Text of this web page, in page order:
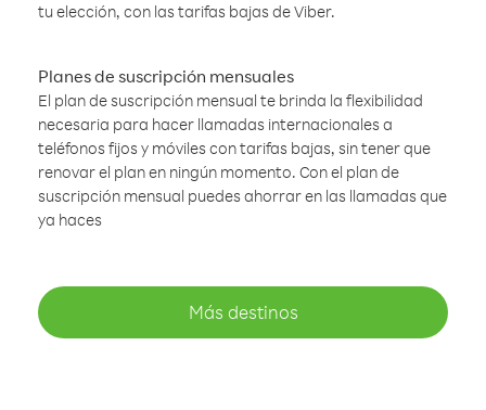
tu elección, con las tarifas bajas de Viber.
Planes de suscripción mensuales
El plan de suscripción mensual te brinda la flexibilidad
necesaria para hacer llamadas internacionales a
teléfonos fijos y móviles con tarifas bajas, sin tener que
renovar el plan en ningún momento. Con el plan de
suscripción mensual puedes ahorrar en las llamadas que
ya haces
Más destinos